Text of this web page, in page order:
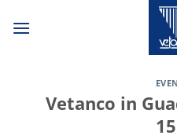
Vetanco in